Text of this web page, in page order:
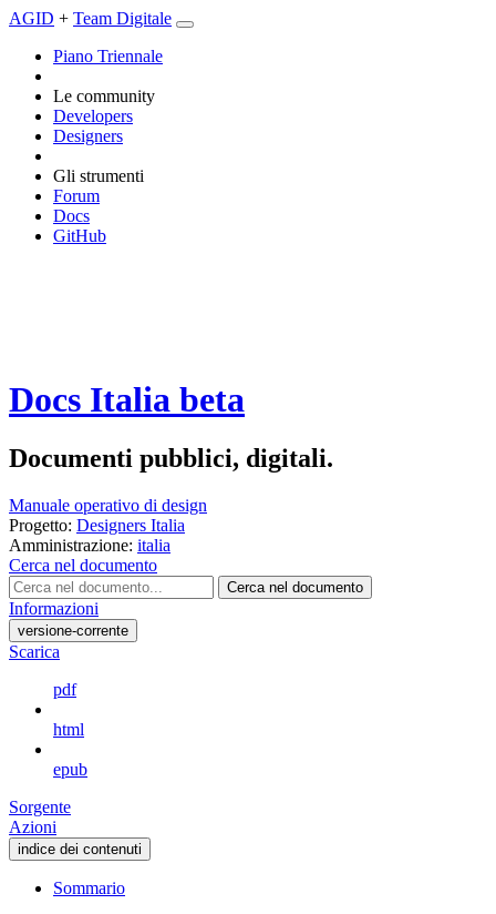
AGID + Team Digitale
Piano Triennale
Le community
Developers
Designers
Gli strumenti
Forum
Docs
GitHub
Docs Italia beta
Documenti pubblici, digitali.
Manuale operativo di design
Progetto: Designers Italia
Amministrazione: italia
Cerca nel documento
Cerca nel documento
Informazioni
versione-corrente
Scarica
pdf
html
epub
Sorgente
Azioni
indice dei contenuti
Sommario